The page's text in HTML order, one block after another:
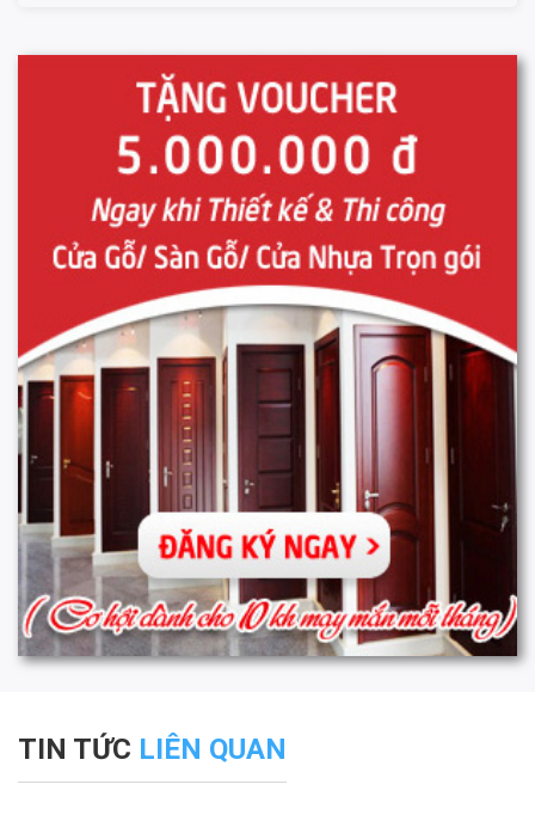
TIN TỨC LIÊN QUAN